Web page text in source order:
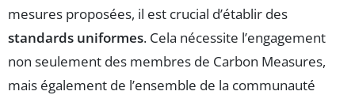
mesures proposées, il est crucial d’établir des
standards uniformes. Cela nécessite l’engagement
non seulement des membres de Carbon Measures,
mais également de l’ensemble de la communauté